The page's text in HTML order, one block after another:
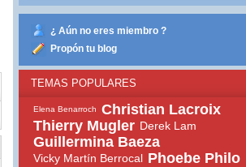
¿ Aún no eres miembro ?
Propón tu blog
TEMAS POPULARES
Elena Benarroch
Christian Lacroix
Thierry Mugler Derek Lam
Guillermina Baeza
Vicky Martín Berrocal Phoebe Philo